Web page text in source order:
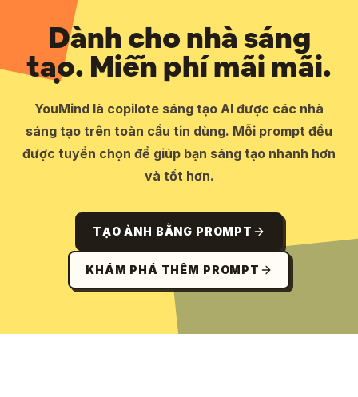
Dành cho nhà sáng
tạo. Miễn phí mãi mãi.
YouMind là copilote sáng tạo AI được các nhà
sáng tạo trên toàn cầu tin dùng. Mỗi prompt đều
được tuyển chọn để giúp bạn sáng tạo nhanh hơn
và tốt hơn.
TẠO ẢNH BẰNG PROMPT
KHÁM PHÁ THÊM PROMPT